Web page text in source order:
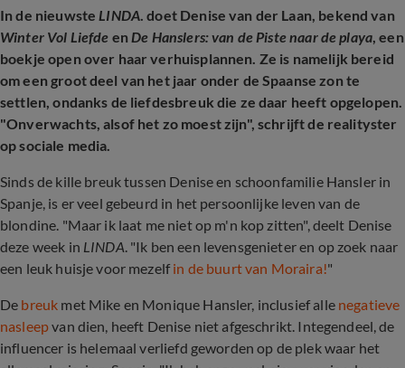
In de nieuwsteLINDA. doet Denise van der Laan, bekend van
Winter Vol Liefde en De Hanslers: van de Piste naar de playa, een
boekje open over haar verhuisplannen. Ze is namelijk bereid
om een groot deel van het jaar onder de Spaanse zon te
settlen, ondanks de liefdesbreuk die ze daar heeft opgelopen.
"Onverwachts, alsof het zo moest zijn", schrijft de realityster
op sociale media.
Sinds de kille breuk tussen Denise en schoonfamilie Hansler in
Spanje, is er veel gebeurd in het persoonlijke leven van de
blondine. "Maar ik laat me niet op m'n kop zitten", deelt Denise
deze week in LINDA. "Ik ben een levensgenieter en op zoek naar
een leuk huisje voor mezelf in de buurt van Moraira!"
De breuk met Mike en Monique Hansler, inclusief allenegatieve
nasleepvan dien, heeft Denise niet afgeschrikt. Integendeel, de
influencer is helemaal verliefd geworden op de plek waar het